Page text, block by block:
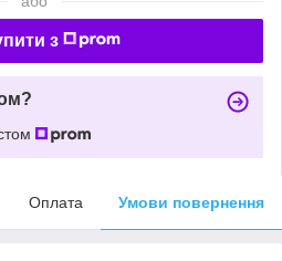
з
Оплата Умови повернення